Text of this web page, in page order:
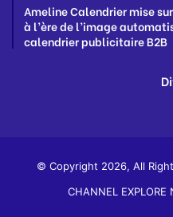
Ameline Calendrier mise
à l’ère de l’image
calendrier publicitaire B2B
© Copyright 2026, All
CHANNEL EXPLORE